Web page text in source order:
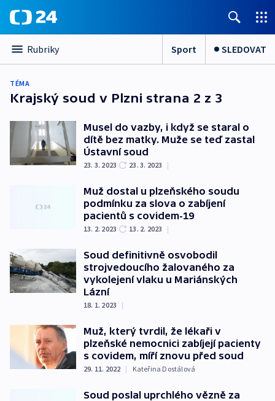
Rubriky Sport SLEDOVAT
TÉMA
Krajský soud v Plzni strana 2 z 3
Musel do vazby, i když se staral o
dítě bez matky. Muže se teď zastal
Ústavní soud
23. 3. 2023 23. 3. 2023 |
Muž dostal u plzeňského soudu
podmínku za slova o zabíjení
pacientů s covidem-19
13. 2. 2023 13. 2. 2023 |
Soud definitivně osvobodil
strojvedoucího žalovaného za
vykolejení vlaku u Mariánských
Lázní
18. 1. 2023 |
Muž, který tvrdil, že lékaři v
plzeňské nemocnici zabíjejí pacienty
s covidem, míří znovu před soud
29. 11. 2022 | Kateřina Dostálová
Soud poslal uprchlého vězně za